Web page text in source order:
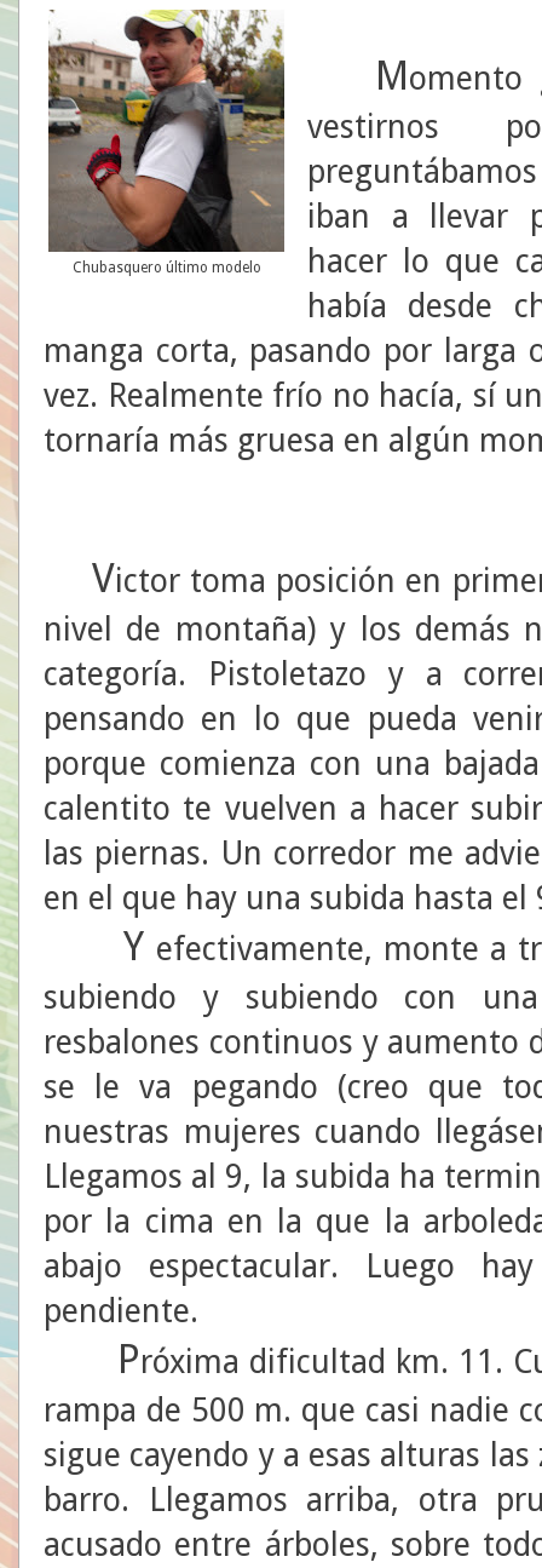
Chubasquero último modelo
Momento
vestirnos
iban a llevar
hacer lo que
había desde
manga corta, pasando por larga
vez. Realmente frío no hacía, sí
tornaría más gruesa en algún
Victor toma posición en
nivel de montaña) y los demás
categoría. Pistoletazo y a
pensando en lo que pueda
porque comienza con una
calentito te vuelven a hacer
las piernas. Un corredor me
en el que hay una subida hasta el
Y efectivamente, monte a
subiendo y subiendo con
resbalones continuos y aumento
se le va pegando (creo que
nuestras mujeres cuando
Llegamos al 9, la subida ha
por la cima en la que la
abajo espectacular. Luego
pendiente.
Próxima dificultad km. 11.
rampa de 500 m. que casi nadie
sigue cayendo y a esas alturas
barro. Llegamos arriba, otra
acusado entre árboles, sobre